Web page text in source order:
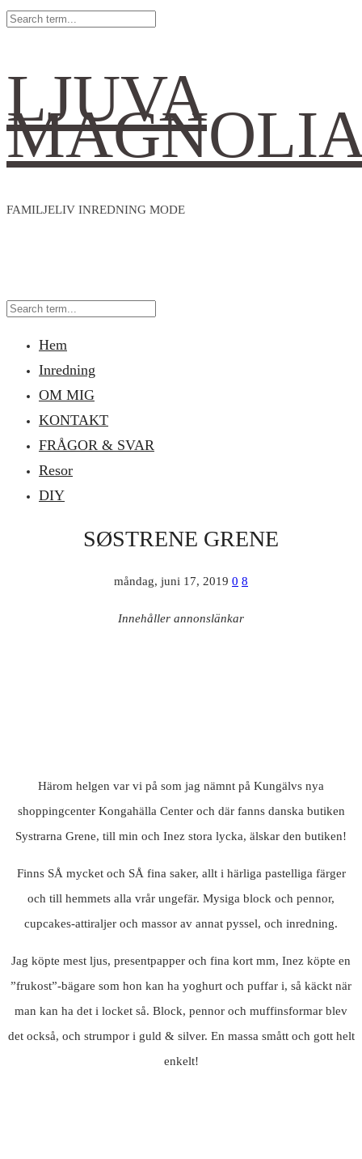
LJUVA
FAMILJELIV INREDNING MODE
Hem
Inredning
OM MIG
KONTAKT
FRÅGOR & SVAR
Resor
DIY
SØSTRENE GRENE
måndag, juni 17, 2019 0 8
Innehåller annonslänkar
Härom helgen var vi på som jag nämnt på Kungälvs nya
shoppingcenter Kongahälla Center och där fanns danska butiken
Systrarna Grene, till min och Inez stora lycka, älskar den butiken!
Finns SÅ mycket och SÅ fina saker, allt i härliga pastelliga färger
och till hemmets alla vrår ungefär. Mysiga block och pennor,
cupcakes-attiraljer och massor av annat pyssel, och inredning.
Jag köpte mest ljus, presentpapper och fina kort mm, Inez köpte en
”frukost”-bägare som hon kan ha yoghurt och puffar i, så käckt när
man kan ha det i locket så. Block, pennor och muffinsformar blev
det också, och strumpor i guld & silver. En massa smått och gott helt
enkelt!